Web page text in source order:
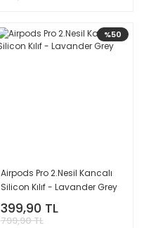
%50
Airpods Pro 2.Nesil Kancalı
Silicon Kılıf - Lavander Grey
399,90 TL
799,90 TL